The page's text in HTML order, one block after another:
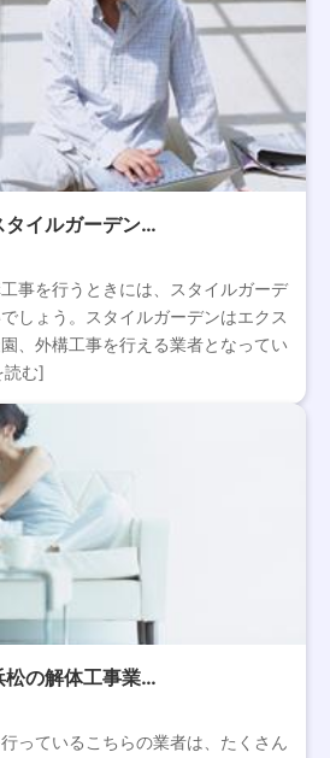
タイルガーデン…
事を行うときには、スタイルガーデ
しょう。スタイルガーデンはエクス
、外構工事を行える業者となってい
読む]
松の解体工事業…
っているこちらの業者は、たくさん